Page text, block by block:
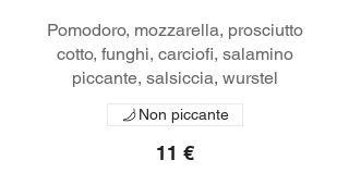
Pomodoro, mozzarella, prosciutto
cotto, funghi, carciofi, salamino
piccante, salsiccia, wurstel
11 €
Non piccante